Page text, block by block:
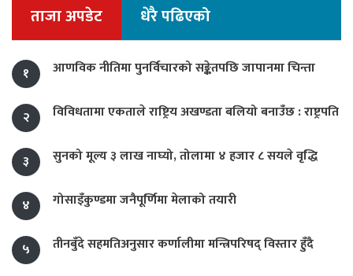
ताजा अपडेट धेरै पढिएको
१ आणविक नीतिमा पुनर्विचारको सङ्केतपछि जापानमा चिन्ता
२ विविधतामा एकताले राष्ट्रिय अखण्डता बलियो बनाउँछ : राष्ट्रपति
३ सुनको मूल्य ३ लाख नाघ्यो, तोलामा ४ हजार ८ सयले वृद्धि
४ गोसाइँकुण्डमा जनैपूर्णिमा मेलाको तयारी
५ तीनबुँदे सहमतिअनुसार कर्णालीमा मन्त्रिपरिषद् विस्तार हुँदै